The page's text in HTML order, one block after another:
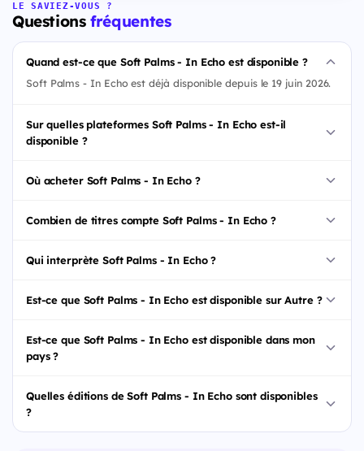
LE SAVIEZ-VOUS ?
Questionsfréquentes
Quand est-ce que Soft Palms - In Echo est disponible ?
Soft Palms - In Echo est déjà disponible depuis le 19 juin 2026.
Sur quelles plateformes Soft Palms - In Echo est-il
disponible ?
Où acheter Soft Palms - In Echo ?
Combien de titres compte Soft Palms - In Echo ?
Qui interprète Soft Palms - In Echo ?
Est-ce que Soft Palms - In Echo est disponible sur Autre ?
Est-ce que Soft Palms - In Echo est disponible dans mon
pays ?
Quelles éditions de Soft Palms - In Echo sont disponibles
?